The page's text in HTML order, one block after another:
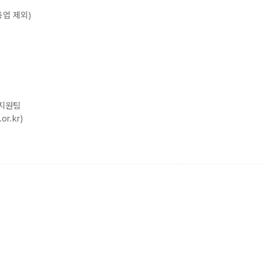
제외)
원팀